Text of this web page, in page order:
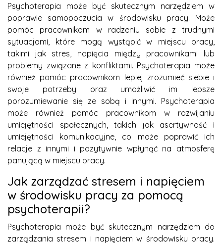
Psychoterapia może być skutecznym narzędziem w
poprawie samopoczucia w środowisku pracy. Może
pomóc pracownikom w radzeniu sobie z trudnymi
sytuacjami, które mogą wystąpić w miejscu pracy,
takimi jak stres, napięcia między pracownikami lub
problemy związane z konfliktami. Psychoterapia może
również pomóc pracownikom lepiej zrozumieć siebie i
swoje potrzeby oraz umożliwić im lepsze
porozumiewanie się ze sobą i innymi. Psychoterapia
może również pomóc pracownikom w rozwijaniu
umiejętności społecznych, takich jak asertywność i
umiejętności komunikacyjne, co może poprawić ich
relacje z innymi i pozytywnie wpłynąć na atmosferę
panującą w miejscu pracy.
Jak zarządzać stresem i napięciem
w środowisku pracy za pomocą
psychoterapii?
Psychoterapia może być skutecznym narzędziem do
zarządzania stresem i napięciem w środowisku pracy.